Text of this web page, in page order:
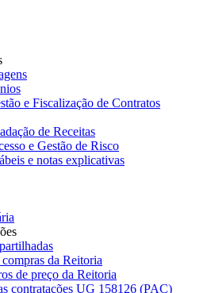
e Fiscalização de Contratos
de Receitas
e Gestão de Risco
e notas explicativas
da Reitoria
de preço da Reitoria
contratações UG 158126 (PAC)